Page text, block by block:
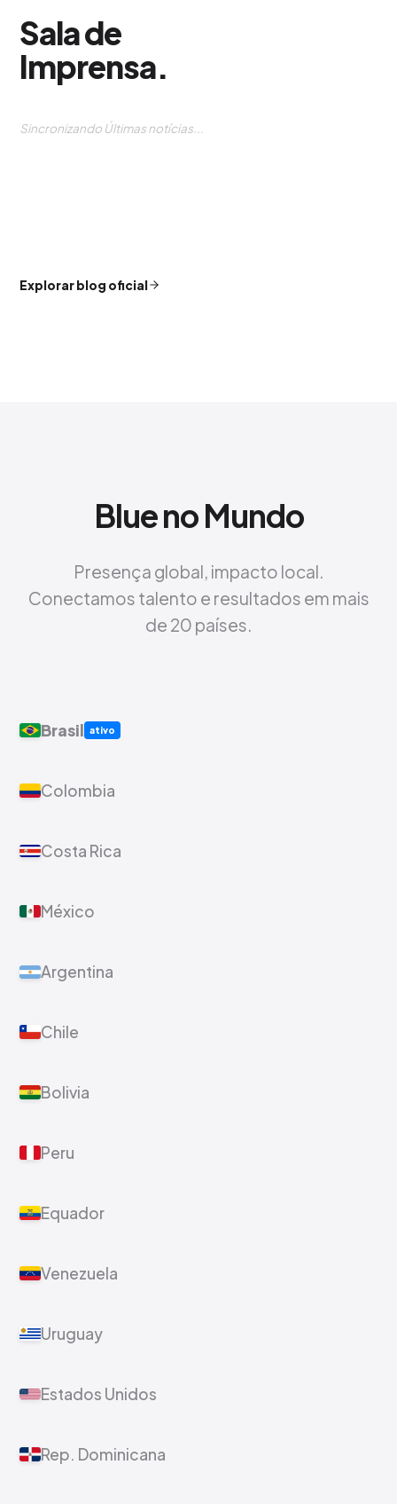
Sala de
Imprensa.
Sincronizando Últimas notícias...
Explorar blog oficial
Blue no Mundo
Presença global, impacto local.
Conectamos talento e resultados em mais
de 20 países.
Brasil ativo
Colombia
Costa Rica
México
Argentina
Chile
Bolivia
Peru
Equador
Venezuela
Uruguay
Estados Unidos
Rep. Dominicana